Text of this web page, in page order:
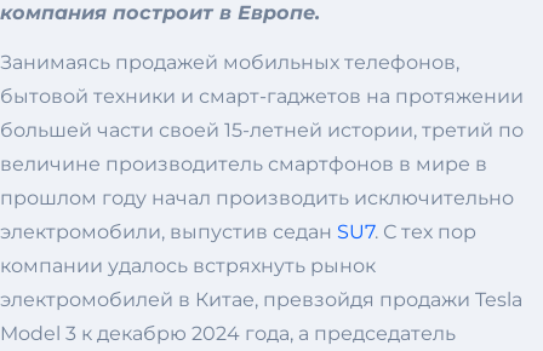
компания построит в Европе.
Занимаясь продажей мобильных телефонов,
бытовой техники и смарт-гаджетов на протяжении
большей части своей 15-летней истории, третий по
величине производитель смартфонов в мире в
прошлом году начал производить исключительно
электромобили, выпустив седан SU7. С тех пор
компании удалось встряхнуть рынок
электромобилей в Китае, превзойдя продажи Tesla
Model 3 к декабрю 2024 года, а председатель